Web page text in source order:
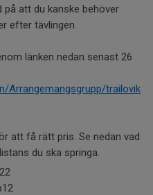
att du kanske behöver
efter tävlingen.
länken nedan senast 26
Arrangemangsgrupp/trailovik
att få rätt pris. Se nedan vad
du ska springa.